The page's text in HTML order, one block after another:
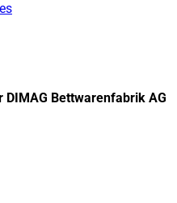
DIMAG Bettwarenfabrik AG